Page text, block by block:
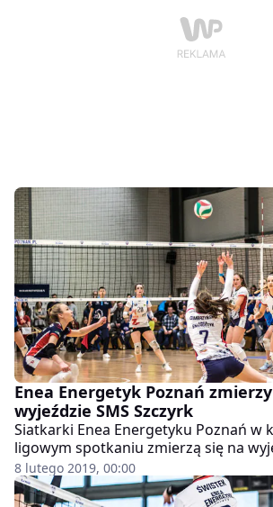
Enea Energetyk Poznań
wyjeździe SMS Szczyrk
Siatkarki Enea Energetyku Poznań w
ligowym spotkaniu zmierzą się na
SMS-u Szczyrk. Początek spotkania w
o godzinie 17:00.
8 lutego 2019, 00:00